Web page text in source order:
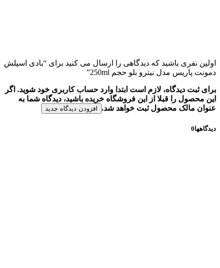
اولین نفری باشید که دیدگاهی را ارسال می کنید برای “بادی اسپلش
دمونت پاریس مدل نیترو بلو حجم 250ml”
برای ثبت دیدگاه، لازم است ابتدا وارد حساب کاربری خود شوید. اگر
این محصول را قبلا از این فروشگاه خریده باشید، دیدگاه شما به
عنوان مالک محصول ثبت خواهد شد.
افزودن دیدگاه جدید
دیدگاهها0